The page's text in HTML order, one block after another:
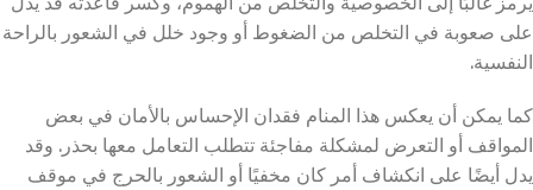
على صعوبة في التخلص من الضغوط أو وجود خلل في الشعور بالراحة
النفسية.
كما يمكن أن يعكس هذا المنام فقدان الإحساس بالأمان في بعض
المواقف أو التعرض لمشكلة مفاجئة تتطلب التعامل معها بحذر. وقد
يدل أيضًا على انكشاف أمر كان مخفيًا أو الشعور بالحرج في موقف